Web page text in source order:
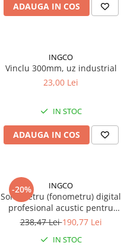
ADAUGA IN COS
INGCO
Vinclu 300mm, uz industrial
23,00 Lei
IN STOC
ADAUGA IN COS
-20% INGCO
Sonometru (fonometru) digital
profesional acustic pentru
masurarea nivelului de sunet
238,47 Lei190,77 Lei
IN STOC